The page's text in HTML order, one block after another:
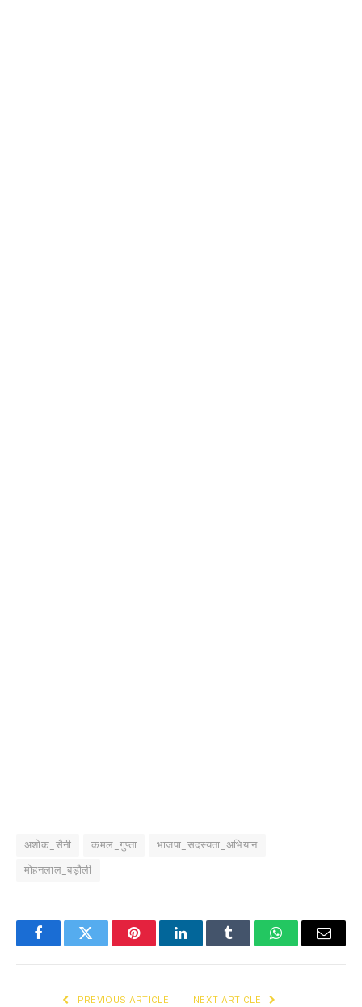
अशोक_सैनी कमल_गुप्ता भाजपा_सदस्यता_अभियान
मोहनलाल_बड़ौली
FacebookTwitter PinterestLinkedInTumblr WhatsAppEmail
PREVIOUS ARTICLE NEXT ARTICLE